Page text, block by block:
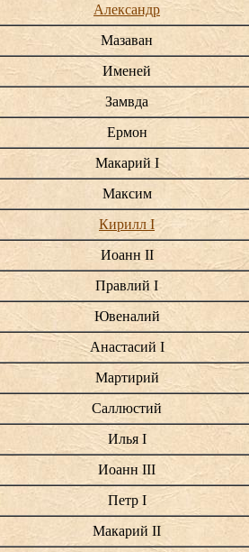
Александр
Мазаван
Именей
Замвда
Ермон
Макарий I
Максим
Кирилл I
Иоанн II
Правлий I
Ювеналий
Анастасий I
Мартирий
Саллюстий
Илья I
Иоанн III
Петр I
Макарий II